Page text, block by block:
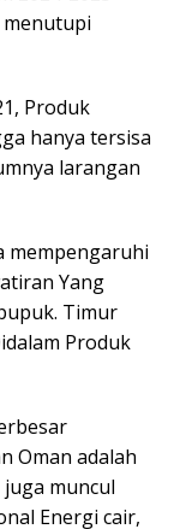
Produk
hanya tersisa
larangan
mempengaruhi
Yang
Timur
Produk
Oman adalah
muncul
Energi cair,